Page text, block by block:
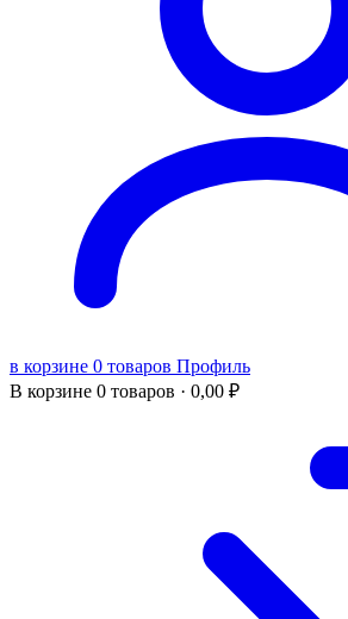
в корзине 0 товаров Профиль
В корзине 0 товаров · 0,00 ₽